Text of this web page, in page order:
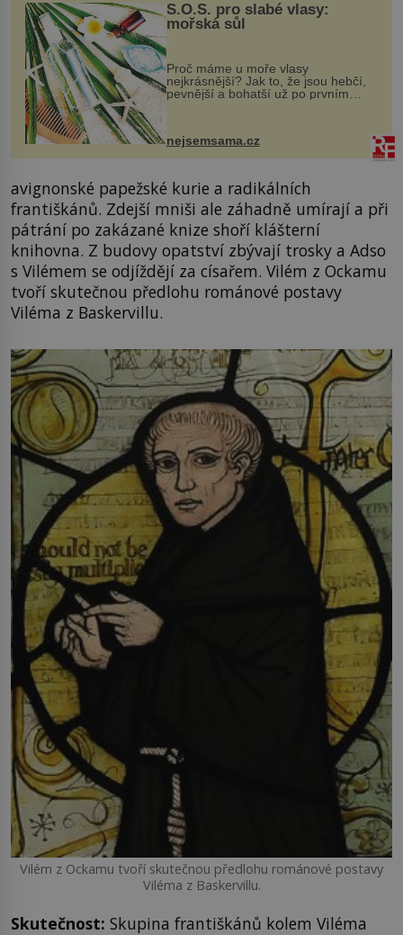
S.O.S. pro slabé vlasy:
mořská sůl
Proč máme u moře vlasy
nejkrásnější? Jak to, že jsou hebčí,
pevnější a bohatší už po prvním
vlasy. ...
nejsemsama.cz
avignonské papežské kurie a radikálních
františkánů. Zdejší mniši ale záhadně umírají a při
pátrání po zakázané knize shoří klášterní
knihovna. Z budovy opatství zbývají trosky a Adso
s Vilémem se odjíždějí za císařem. Vilém z Ockamu
tvoří skutečnou předlohu románové postavy
Viléma z Baskervillu.
Vilém z Ockamu tvoří skutečnou předlohu románové postavy
Viléma z Baskervillu.
Skutečnost: Skupina františkánů kolem Viléma